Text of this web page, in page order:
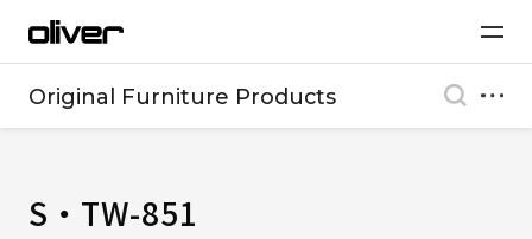
Original Furniture Products
S・TW-851